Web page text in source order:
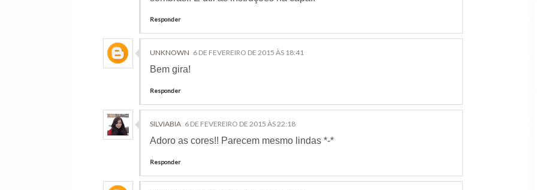
Responder
UNKNOWN 6 DE FEVEREIRO DE 2015 ÀS 18:41
Bem gira!
Responder
SILVIABIA 6 DE FEVEREIRO DE 2015 ÀS 22:18
Adoro as cores!! Parecem mesmo lindas *-*
Responder